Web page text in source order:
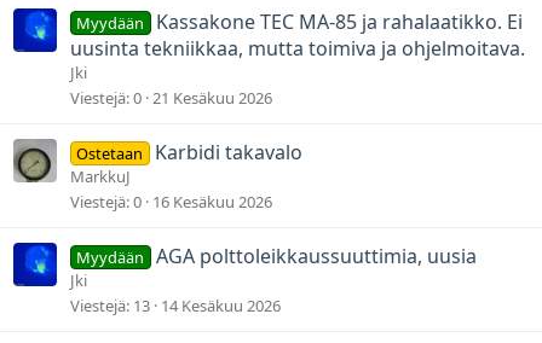
Myydään
Kassakone TEC MA-85 ja rahalaatikko. Ei
uusinta tekniikkaa, mutta toimiva ja ohjelmoitava.
Jki
Viestejä 0 21 Kesäkuu 2026
Ostetaan Karbidi takavalo
MarkkuJ
Viestejä 0 16 Kesäkuu 2026
Myydään AGA polttoleikkaussuuttimia, uusia
Jki
Viestejä 13 14 Kesäkuu 2026